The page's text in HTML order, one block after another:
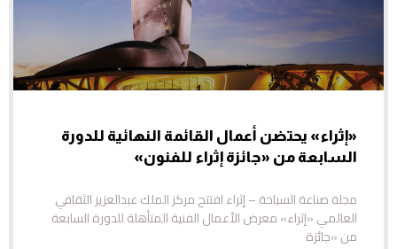
«إثراء» يحتضن أعمال القائمة النهائية للدورة
السابعة من «جائزة إثراء للفنون»
مجلة صناعة السياحة – إثراء افتتح مركز الملك عبدالعزيز الثقافي
العالمي «إثراء» معرض الأعمال الفنية المتأهلة للدورة السابعة
من «جائزة